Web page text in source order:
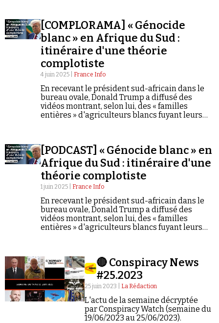
Faire un don
Demander à Vera
[COMPLORAMA] « Génocide
blanc » en Afrique du Sud :
itinéraire d'une théorie
complotiste
4 juin 2025 | France Info
En recevant le président sud-africain dans le
bureau ovale, Donald Trump a diffusé des
vidéos montrant, selon lui, des « familles
entières » d'agriculteurs blancs fuyant leurs
[PODCAST] « Génocide blanc » en
Afrique du Sud : itinéraire d'une
théorie complotiste
1 juin 2025 | France Info
En recevant le président sud-africain dans le
bureau ovale, Donald Trump a diffusé des
vidéos montrant, selon lui, des « familles
entières » d'agriculteurs blancs fuyant leurs
🔴 Conspiracy News
#25.2023
25 juin 2023 | La Rédaction
L'actu de la semaine décryptée
par Conspiracy Watch (semaine du
19/06/2023 au 25/06/2023).